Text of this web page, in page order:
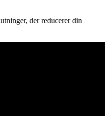
der reducerer din